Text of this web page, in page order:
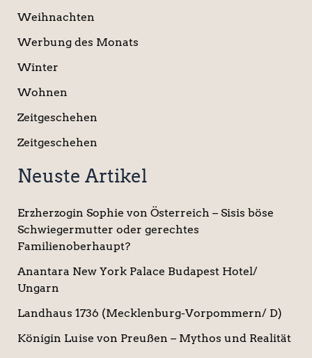
Weihnachten
Werbung des Monats
Winter
Wohnen
Zeitgeschehen
Zeitgeschehen
Neuste Artikel
Erzherzogin Sophie von Österreich – Sisis böse
Schwiegermutter oder gerechtes
Familienoberhaupt?
Anantara New York Palace Budapest Hotel/
Ungarn
Landhaus 1736 (Mecklenburg-Vorpommern/ D)
Königin Luise von Preußen – Mythos und Realität